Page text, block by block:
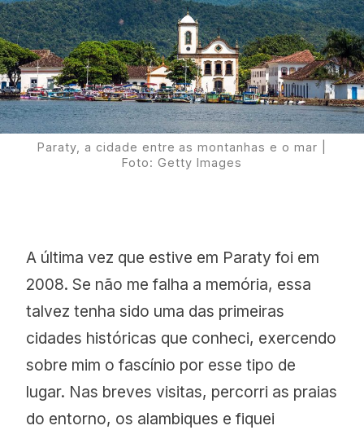
Paraty, a cidade entre as montanhas e o mar |
Foto: Getty Images
A última vez que estive em Paraty foi em
2008. Se não me falha a memória, essa
talvez tenha sido uma das primeiras
cidades históricas que conheci, exercendo
sobre mim o fascínio por esse tipo de
lugar. Nas breves visitas, percorri as praias
do entorno, os alambiques e fiquei